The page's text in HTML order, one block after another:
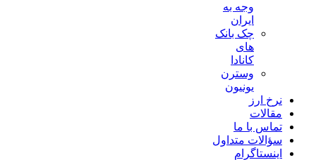
وجه به
ایران
چک بانک
های
کانادا
وسترن
یونیون
نرخ ارز
مقالات
تماس با ما
سؤالات متداول
اینستاگرام